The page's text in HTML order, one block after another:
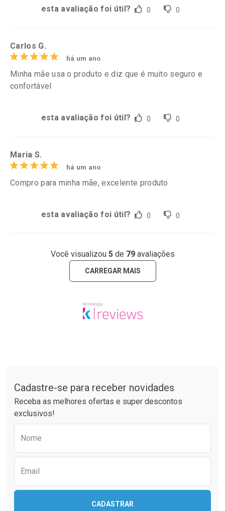
esta avaliação foi útil? 0 0
Carlos G.
há um ano
Minha mãe usa o produto e diz que é muito seguro e
confortável
esta avaliação foi útil? 0 0
Maria S.
há um ano
Compro para minha mãe, excelente produto
esta avaliação foi útil? 0 0
Você visualizou 5de 79avaliações
CARREGAR MAIS
Cadastre-se para receber novidades
Receba as melhores ofertas e super descontos
exclusivos!
Nome
Email
CADASTRAR